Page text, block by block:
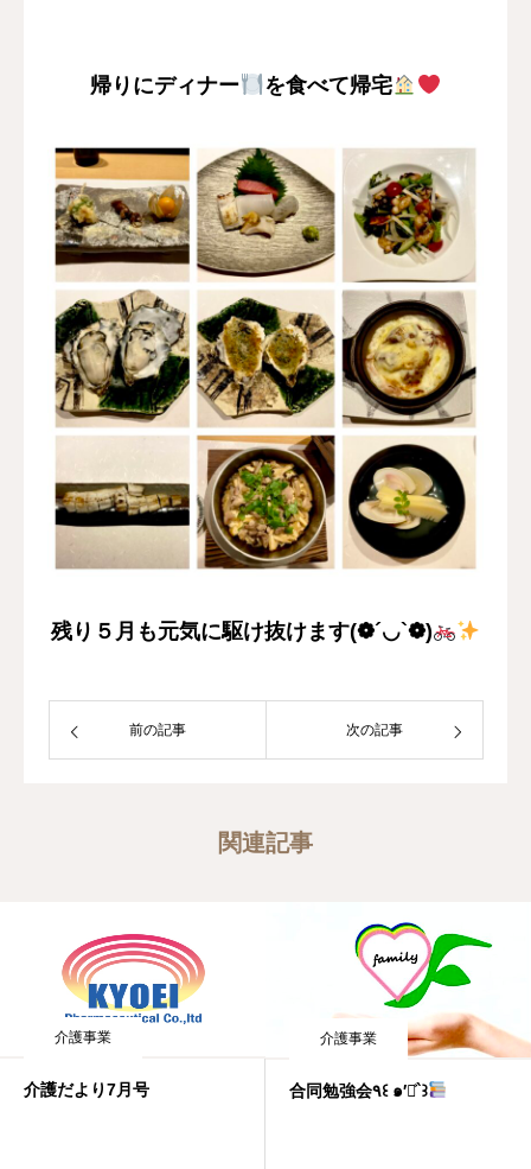
帰りにディナー を食べて帰宅
残り５月も元気に駆け抜けます(❁´◡`❁)
前の記事 次の記事
関連記事
介護事業
介護だより7月号
介護事業
合同勉強会٩꒰ ๑′◡͐`꒱